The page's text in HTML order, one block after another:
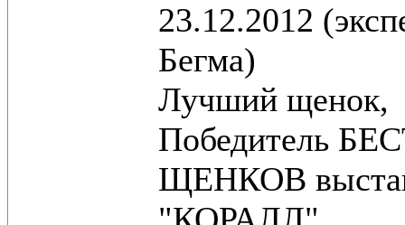
23.12.2012
Бегма)
Лучший щенок,
Победитель
ЩЕНКОВ